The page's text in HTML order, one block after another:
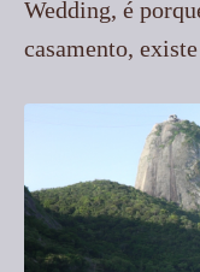
Wedding, é
casamento,